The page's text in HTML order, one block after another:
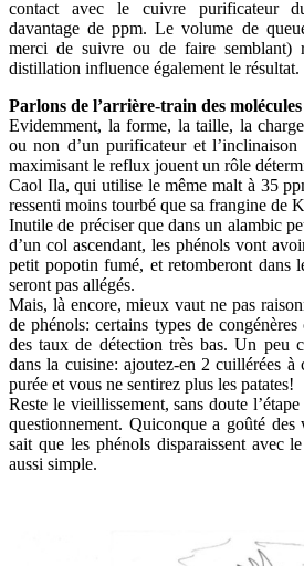
contact avec le cuivre purificateur
davantage de ppm. Le volume de
merci de suivre ou de faire semblant)
distillation influence également le résultat.
Parlons de l’arrière-train des molécules
Evidemment, la forme, la taille, la
ou non d’un purificateur et
maximisant le reflux jouent un rôle
Caol Ila, qui utilise le même malt à 35
ressenti moins tourbé que sa frangine de
Inutile de préciser que dans un alambic
d’un col ascendant, les phénols vont
petit popotin fumé, et retomberont dans
seront pas allégés.
Mais, là encore, mieux vaut ne pas
de phénols: certains types de
des taux de détection très bas. Un peu
dans la cuisine: ajoutez-en 2 cuillérées à
purée et vous ne sentirez plus les patates!
Reste le vieillissement, sans doute
questionnement. Quiconque a goûté des
sait que les phénols disparaissent avec
aussi simple.